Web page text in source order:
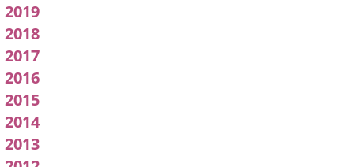
2019
2018
2017
2016
2015
2014
2013